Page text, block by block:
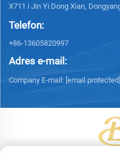
X711 i Jin Yi Dong Xian,
Telefon:
+86-13605820997
Adres e-mail:
Company E-mail: [email protected]